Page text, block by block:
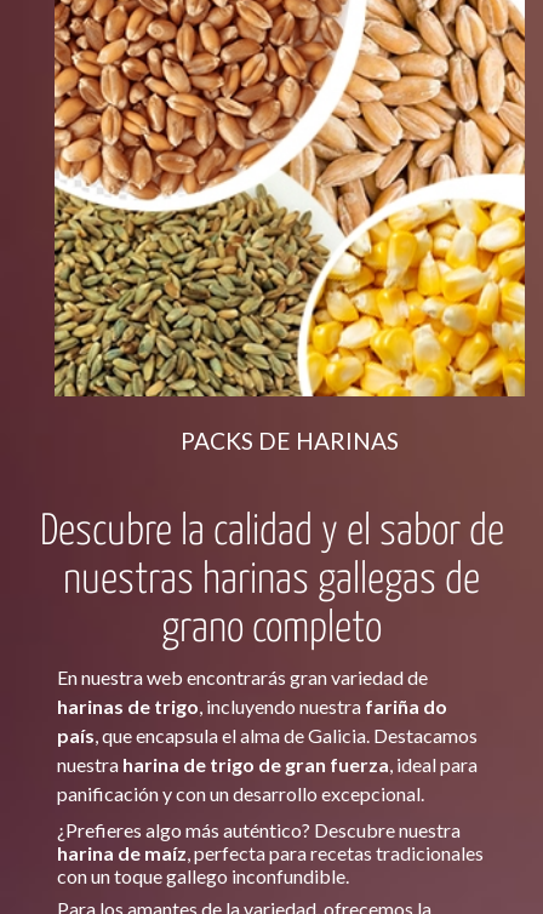
PACKS DE HARINAS
Descubre la calidad y el sabor de
nuestras harinas gallegas de
grano completo
En nuestra web encontrarás gran variedad de
harinas de trigo, incluyendo nuestra fariña do
país, que encapsula el alma de Galicia. Destacamos
nuestra harina de trigo de gran fuerza, ideal para
panificación y con un desarrollo excepcional.
¿Prefieres algo más auténtico? Descubre nuestra
harina de maíz, perfecta para recetas tradicionales
con un toque gallego inconfundible.
Para los amantes de la variedad, ofrecemos la